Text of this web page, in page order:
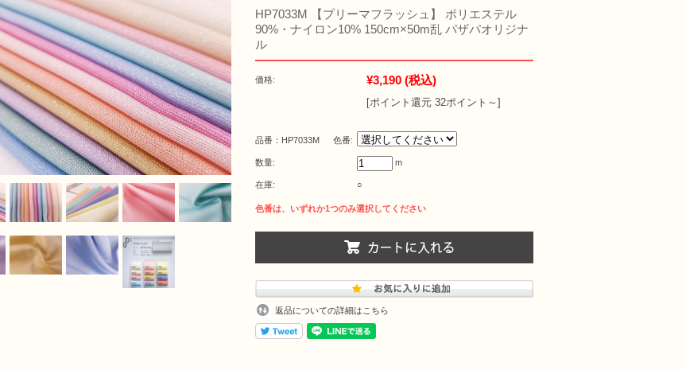
HP7033M 【プリーマフラッシュ】 ポリエステル
90%・ナイロン10% 150cm×50m乱 パザパオリジナ
ル
価格: ¥3,190 (税込)
[ポイント還元 32ポイント～]
品番：HP7033M 色番:
数量: m
在庫: ○
返品についての詳細はこちら